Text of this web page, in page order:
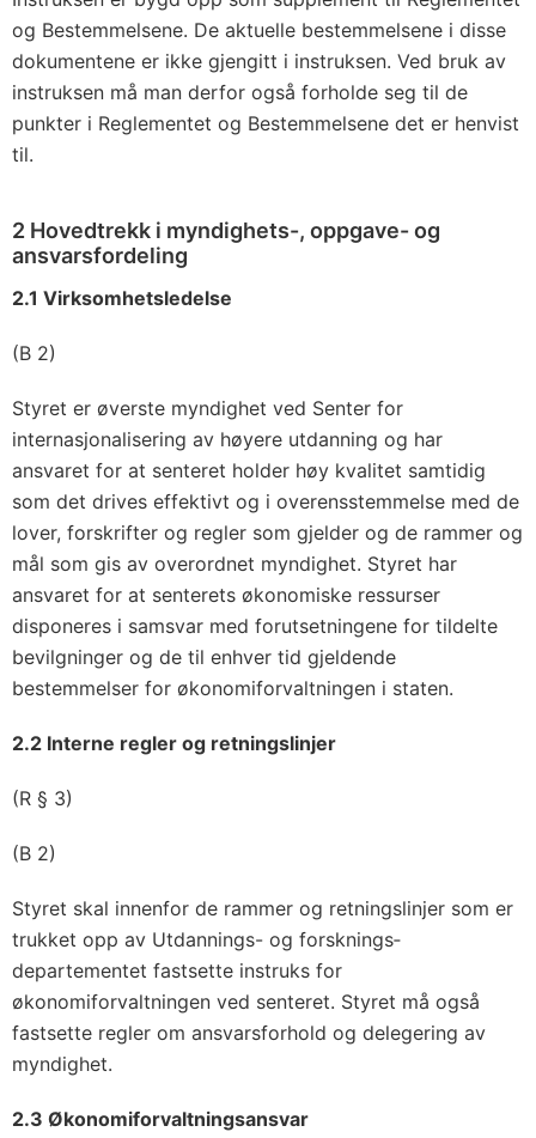
og Bestemmelsene. De aktuelle bestemmelsene i disse
dokumentene er ikke gjengitt i instruksen. Ved bruk av
instruksen må man derfor også forholde seg til de
punkter i Reglementet og Bestemmelsene det er henvist
til.
2 Hovedtrekk i myndighets-, oppgave- og
ansvarsfordeling
2.1 Virksomhetsledelse
(B 2)
Styret er øverste myndighet ved Senter for
internasjonalisering av høyere utdanning og har
ansvaret for at senteret holder høy kvalitet samtidig
som det drives effektivt og i overensstemmelse med de
lover, forskrifter og regler som gjelder og de rammer og
mål som gis av overordnet myndighet. Styret har
ansvaret for at senterets økonomiske ressurser
disponeres i samsvar med forutsetningene for tildelte
bevilgninger og de til enhver tid gjeldende
bestemmelser for økonomiforvaltningen i staten.
2.2 Interne regler og retningslinjer
(R § 3)
(B 2)
Styret skal innenfor de rammer og retningslinjer som er
trukket opp av Utdannings- og forsknings­
departementet fastsette instruks for
økonomiforvaltningen ved senteret. Styret må også
fastsette regler om ansvarsforhold og delegering av
myndighet.
2.3 Økonomiforvaltningsansvar